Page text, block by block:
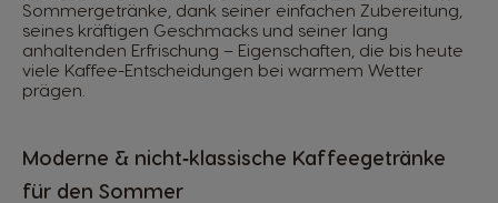
Sommergetränke, dank seiner einfachen Zubereitung,
seines kräftigen Geschmacks und seiner lang
anhaltenden Erfrischung – Eigenschaften, die bis heute
viele Kaffee-Entscheidungen bei warmem Wetter
prägen.
Moderne & nicht‑klassische Kaffeegetränke
für den Sommer